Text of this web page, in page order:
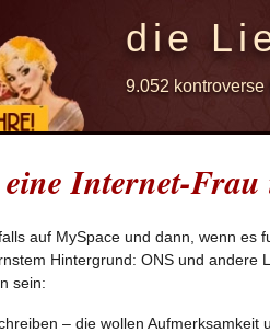
die
9.052
Internet-
auf MySpace und dann, wenn es
Hintergrund: ONS und andere
sein:
– die wollen Aufmerksamkeit